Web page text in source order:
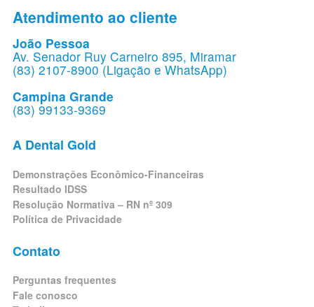
Atendimento ao cliente
João Pessoa
Av. Senador Ruy Carneiro 895, Miramar
(83) 2107-8900 (Ligação e WhatsApp)
Campina Grande
(83) 99133-9369
A Dental Gold
Demonstrações Econômico-Financeiras
Resultado IDSS
Resolução Normativa – RN nº 309
Política de Privacidade
Contato
Perguntas frequentes
Fale conosco